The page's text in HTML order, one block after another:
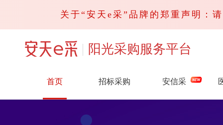
关于“安天e采”品牌的郑重声明：
阳光采购服务平台
首页 招标采购 安信采